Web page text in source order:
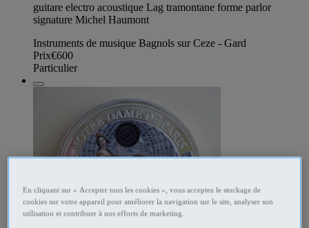
guitare electro acoustique Lag tramontane forme parlor
signature Michel Haumont
Instruments de musique Bagnols sur Ceze - Gard
Prix€600
Particulier
En cliquant sur « Accepter tous les cookies », vous acceptez le stockage de
cookies sur votre appareil pour améliorer la navigation sur le site, analyser son
utilisation et contribuer à nos efforts de marketing.